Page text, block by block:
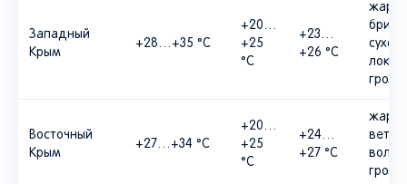
Западный
Крым
+28…+35 °C
+20…
+25
°C
+23…
+26 °C
жара,
бризы,
грозы
Восточный
Крым
+27…+34 °C
+20…
+25
°C
+24…
+27 °C
жара,
ветер,
грозы